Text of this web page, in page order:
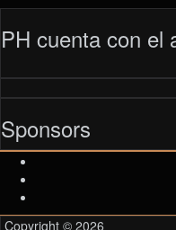
PH cuenta con el
Sponsors
Copyright © 2026